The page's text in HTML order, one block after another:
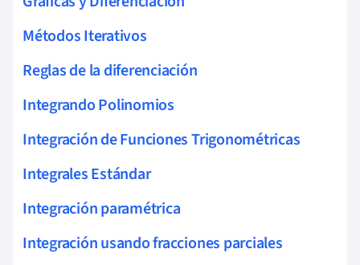
Métodos Iterativos
Reglas de la diferenciación
Integrando Polinomios
Integración de Funciones Trigonométricas
Integrales Estándar
Integración paramétrica
Integración usando fracciones parciales